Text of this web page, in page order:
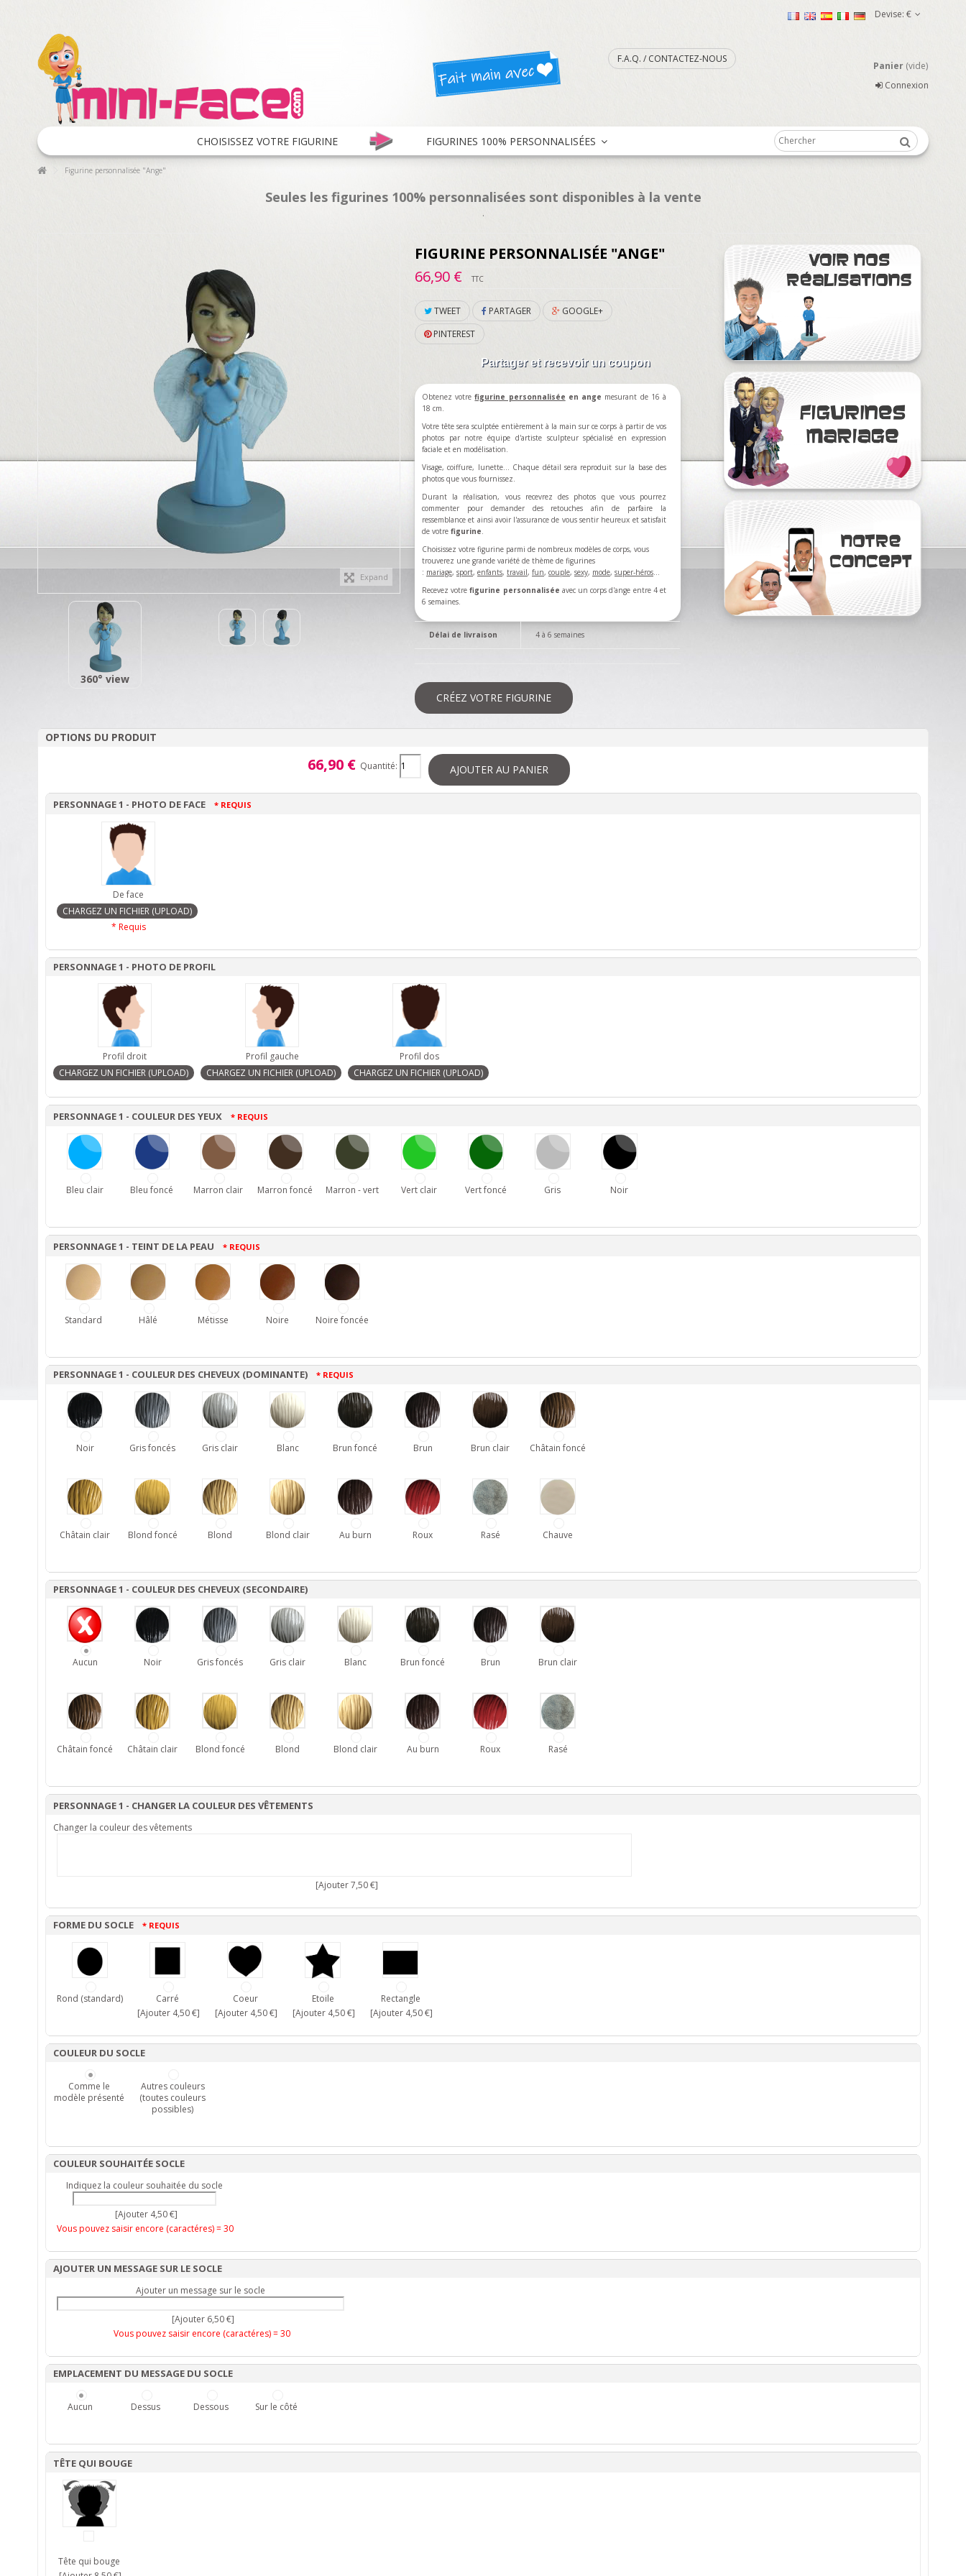
Devise: €
F.A.Q. / CONTACTEZ-NOUS
Panier (vide)
Connexion
CHOISISSEZ VOTRE FIGURINE FIGURINES 100% PERSONNALISÉES
Figurine personnalisée "Ange"
Seules les figurines 100% personnalisées sont disponibles à la vente
.
Expand
360° view
FIGURINE PERSONNALISÉE "ANGE"
66,90 €
TTC
TWEET PARTAGER
GOOGLE+
PINTEREST
Partager et recevoir un coupon
Obtenez votrefigurine personnalisée en ange mesurant de 16 à
18 cm.
Votre tête sera sculptée entièrement à la main sur ce corps à partir de vos
photos par notre équipe d'artiste sculpteur spécialisé en expression
faciale et en modélisation.
Visage, coiffure, lunette... Chaque détail sera reproduit sur la base des
photos que vous fournissez.
Durant la réalisation, vous recevrez des photos que vous pourrez
commenter pour demander des retouches afin de parfaire la
ressemblance et ainsi avoir l'assurance de vous sentir heureux et satisfait
de votre figurine.
Choisissez votre figurine parmi de nombreux modèles de corps, vous
trouverez une grande variété de thème de figurines
: mariage, sport, enfants, travail, fun, couple, sexy, mode, super-héros…
Recevez votrefigurine personnalisée avec un corps d'ange entre 4 et
6 semaines.
Délai de livraison 4 à 6 semaines
CRÉEZ VOTRE FIGURINE
OPTIONS DU PRODUIT
66,90 € Quantité: AJOUTER AU PANIER
PERSONNAGE 1 - PHOTO DE FACE * REQUIS
De face
* Requis
PERSONNAGE 1 - PHOTO DE PROFIL
Profil droit Profil gauche Profil dos
PERSONNAGE 1 - COULEUR DES YEUX * REQUIS
Bleu clair Bleu foncé Marron clair Marron foncé Marron - vert Vert clair Vert foncé Gris Noir
PERSONNAGE 1 - TEINT DE LA PEAU * REQUIS
Standard Hâlé Métisse Noire Noire foncée
PERSONNAGE 1 - COULEUR DES CHEVEUX (DOMINANTE) * REQUIS
Noir Gris foncés Gris clair Blanc Brun foncé Brun Brun clair Châtain foncé
Châtain clair Blond foncé Blond Blond clair Au burn Roux Rasé Chauve
PERSONNAGE 1 - COULEUR DES CHEVEUX (SECONDAIRE)
Aucun Noir Gris foncés Gris clair Blanc Brun foncé Brun Brun clair
Châtain foncé Châtain clair Blond foncé Blond Blond clair Au burn Roux Rasé
PERSONNAGE 1 - CHANGER LA COULEUR DES VÊTEMENTS
Changer la couleur des vêtements
[Ajouter 7,50 €]
FORME DU SOCLE * REQUIS
Rond (standard)
Carré
[Ajouter 4,50 €]
Coeur
[Ajouter 4,50 €]
Etoile
[Ajouter 4,50 €]
Rectangle
[Ajouter 4,50 €]
COULEUR DU SOCLE
Comme le
modèle présenté
Autres couleurs
(toutes couleurs
possibles)
COULEUR SOUHAITÉE SOCLE
Indiquez la couleur souhaitée du socle
[Ajouter 4,50 €]
Vous pouvez saisir encore (caractéres) =30
AJOUTER UN MESSAGE SUR LE SOCLE
Ajouter un message sur le socle
[Ajouter 6,50 €]
Vous pouvez saisir encore (caractéres) =30
EMPLACEMENT DU MESSAGE DU SOCLE
Aucun Dessus Dessous Sur le côté
TÊTE QUI BOUGE
Tête qui bouge